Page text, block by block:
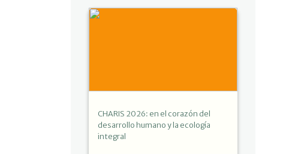
CHARIS 2026: en el corazón del
desarrollo humano y la ecología
integral